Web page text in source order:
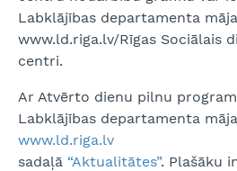
Labklājības departamenta
www.ld.riga.lv/Rīgas Sociālais
centri.
Ar Atvērto dienu pilnu
Labklājības departamenta
www.ld.riga.lv
sadaļā “Aktualitātes”. Plašāku